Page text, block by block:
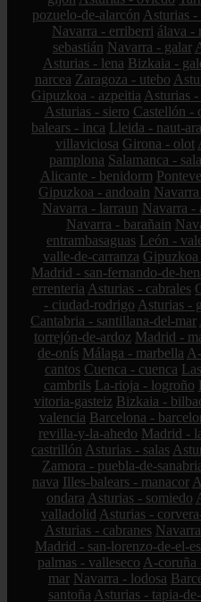
pozuelo-de-alarcón Asturias -
Navarra - erriberri álava -
sebastián Navarra - galar
Asturias - lena Bizkaia -
narcea Zaragoza - utebo
Gipuzkoa - azpeitia Asturias
Asturias - siero Castellón -
balears - inca Lleida - naut-
villaviciosa Girona - olot
pamplona Salamanca -
Alicante - benidorm
Gipuzkoa - andoain
Navarra - larraun Navarra -
Navarra - barañain
entrambasaguas León -
valle-de-carranza
Madrid - san-fernando-de-
errenteria Asturias - cabrales
- ciudad-rodrigo Asturias -
Cantabria - santillana-del-mar
torrejón-de-ardoz Madrid -
de-onís Málaga - marbella
cantos Cuenca - cuenca
cambrils La-rioja - logroño
vitoria-gasteiz Bizkaia -
valencia Barcelona -
revilla-y-la-ahedo Madrid -
castrillón Asturias - salas
Zamora - puebla-de-
nava Illes-balears - manacor
ondara Asturias - somiedo
valladolid Asturias -
Asturias - cabranes
Madrid - san-lorenzo-de-el-
palmas - valleseco A-coruña
mar Navarra - lodosa
santoña Asturias - tapia-